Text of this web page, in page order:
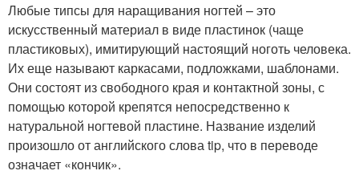
Любые типсы для наращивания ногтей – это
искусственный материал в виде пластинок (чаще
пластиковых), имитирующий настоящий ноготь человека.
Их еще называют каркасами, подложками, шаблонами.
Они состоят из свободного края и контактной зоны, с
помощью которой крепятся непосредственно к
натуральной ногтевой пластине. Название изделий
произошло от английского слова tip, что в переводе
означает «кончик».